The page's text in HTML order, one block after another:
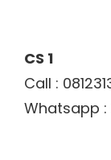
CS 1
Call :
Whatsapp :